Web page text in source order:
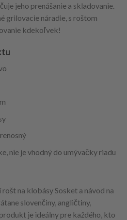
jeho prenášanie a skladovanie.
grilovacie náradie, s roštom
kdekoľvek!
nie je vhodný do umývačky riadu
na klobásy Sosket a návod na
slovenčiny, angličtiny,
je ideálny pre každého, kto